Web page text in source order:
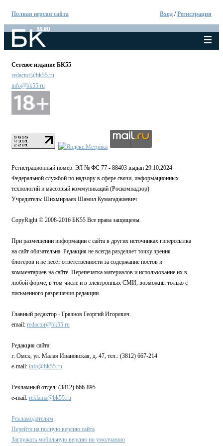
Полная версия сайта Вход /Регистрация
Сетевое издание БК55
redactor@bk55.ru
info@bk55.ru
Регистрационный номер: ЭЛ № ФС 77 - 88403 выдан 29.10.2024
Федеральной службой по надзору в сфере связи, информационных
технологий и массовый коммуникаций (Роскомнадзор)
Учредитель: Шихмирзаев Шамил Кумагаджиевич
CopyRight © 2008-2016 БК55 Все права защищены.
При размещении информации с сайта в других источниках гиперссылка
на сайт обязательна. Редакция не всегда разделяет точку зрения
блогеров и не несёт ответственности за содержание постов и
комментариев на сайте. Перепечатка материалов и использование их в
любой форме, в том числе и в электронных СМИ, возможны только с
письменного разрешения редакции.
Главный редактор - Грязнов Георгий Игоревич.
email: redactor@bk55.ru
Редакция сайта:
г. Омск, ул. Малая Ивановская, д. 47, тел.: (3812) 667-214
e-mail: info@bk55.ru
Рекламный отдел: (3812) 666-895
e-mail: reklama@bk55.ru
Рекламодателям
Перейти на полную версию сайта
Загружать мобильную версию по умолчанию